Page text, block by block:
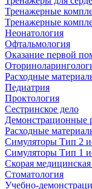
Тренажерные
Тренажерные
Неонатология
Офтальмология
Оказание первой
Расходные
Педиатрия
Проктология
Сестринское дело
Демонстрационные
Расходные
Симуляторы Тип 2
Симуляторы Тип 1
Скорая
Стоматология
Учебно-